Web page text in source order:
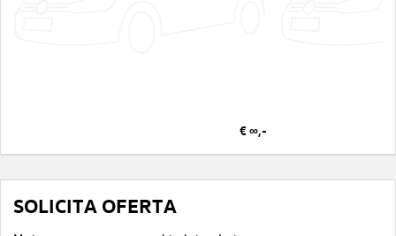
€ ∞,-
SOLICITA OFERTA